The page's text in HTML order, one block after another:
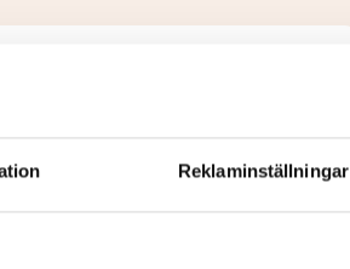
Reklaminställningar
för flickor.